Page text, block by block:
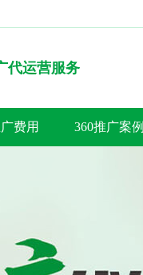
代运营服务
费用 360推广案例